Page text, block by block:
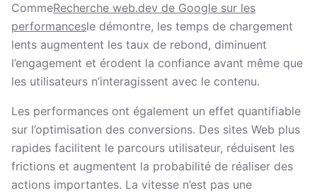
CommeRecherche web.dev de Google sur les
performancesle démontre, les temps de chargement
lents augmentent les taux de rebond, diminuent
l’engagement et érodent la confiance avant même que
les utilisateurs n’interagissent avec le contenu.
Les performances ont également un effet quantifiable
sur l’optimisation des conversions. Des sites Web plus
rapides facilitent le parcours utilisateur, réduisent les
frictions et augmentent la probabilité de réaliser des
actions importantes. La vitesse n’est pas une